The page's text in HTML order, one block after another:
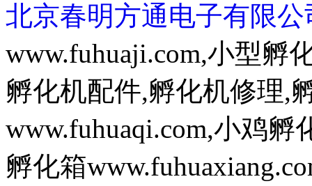
北京春明方通电子有限公
www.fuhuaji.com,小型孵
孵化机配件,孵化机修理,
www.fuhuaqi.com,小鸡
孵化箱